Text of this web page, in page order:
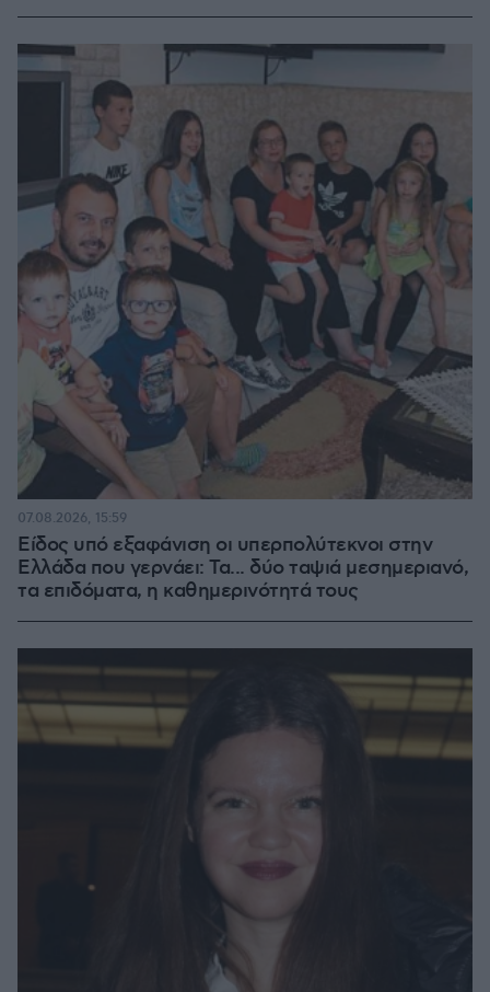
Είδος υπό εξαφάνιση οι υπερπολύτεκνοι στην
Ελλάδα που γερνάει: Τα... δύο ταψιά μεσημεριανό,
τα επιδόματα, η καθημερινότητά τους
07.08.2026, 15:59